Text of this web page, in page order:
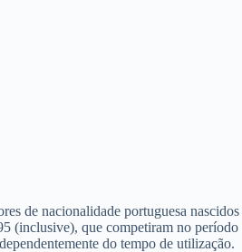
de nacionalidade portuguesa nascidos
(inclusive), que competiram no período
do tempo de utilização.